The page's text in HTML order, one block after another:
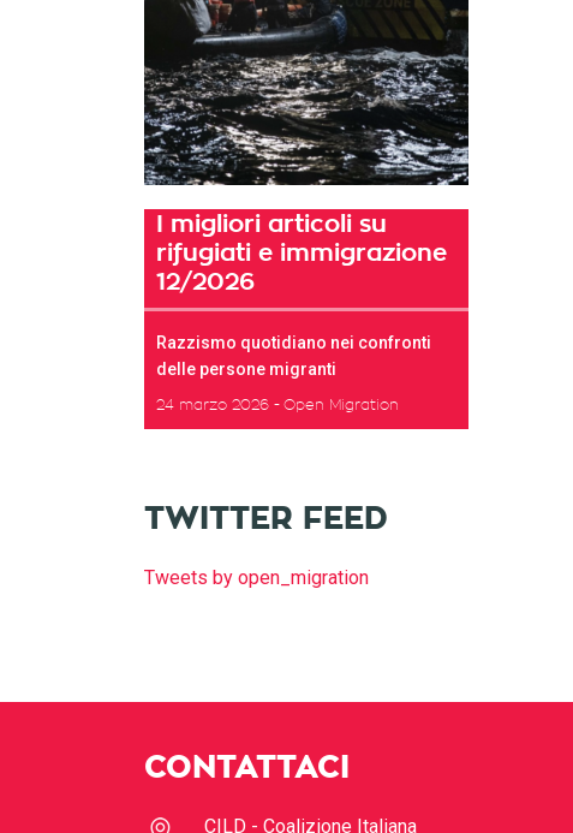
I migliori articoli su
rifugiati e immigrazione
12/2026
Razzismo quotidiano nei confronti
delle persone migranti
24 marzo 2026 Open Migration
TWITTER FEED
Tweets by open_migration
CONTATTACI
CILD - Coalizione Italiana